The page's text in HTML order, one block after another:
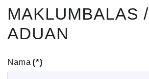
MAKLUMBALAS /
ADUAN
Nama(*)